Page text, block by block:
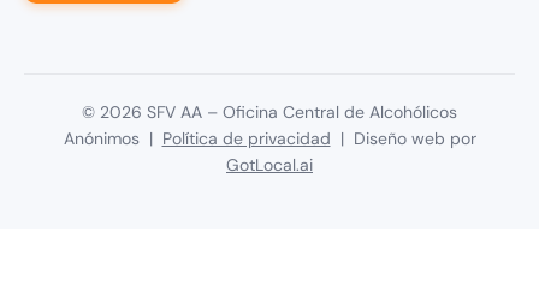
© 2026 SFV AA – Oficina Central de Alcohólicos
Anónimos | Política de privacidad | Diseño web por
GotLocal.ai